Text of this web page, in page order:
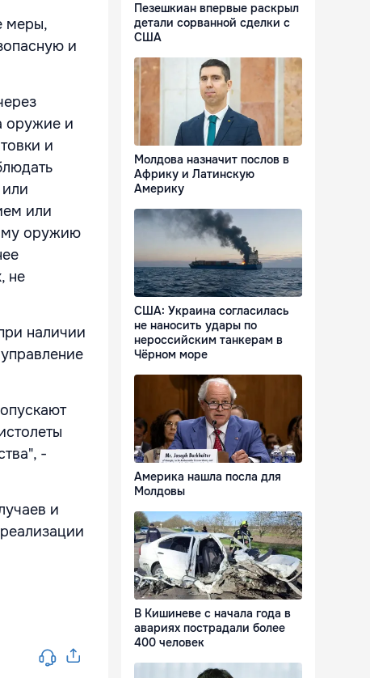
меры,
и
оружие и
и
или
оружию
не
наличии
-
и
Пезешкиан впервые раскрыл
детали сорванной сделки с
США
Молдова назначит послов в
Африку и Латинскую
Америку
США: Украина согласилась
не наносить удары по
нероссийским танкерам в
Чёрном море
Америка нашла посла для
Молдовы
В Кишиневе с начала года в
авариях пострадали более
400 человек